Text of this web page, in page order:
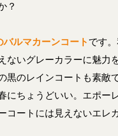
？
バルマカーンコート です。
ないグレーカラーに魅力
黒のレインコートも素敵
にちょうどいい。エポー
コートには見えないエレ